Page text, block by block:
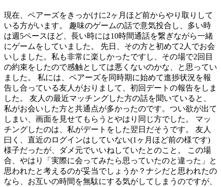
現在、ペアーズをきっかけに2ヶ月ほど前からやり取りして
いる方がいます。 趣味のゲームの話で意気投合し、多い時
は週5ペースほど、長い時には10時間通話を繋ぎながら一緒
にゲームをしていました。 先日、その方と初めて2人でお会
いしました。私も非常に楽しかったですし、その場で2回目
の約束をしたので感触としては悪くないのかな、と思ってい
ました。 私には、ペアーズを同時期に始めて進捗状況を報
告し合っている友人がおりまして、初回デートの報告をしま
した。 友人の最近マッチングした方の話を聞いていると、
私がお会いした方と共通点が多かったのです。つい欲が出て
しまい、画面を見せてもらうとやはり同じ方でした。 マッ
チングしたのは、私がデートをした翌日だそうです。 友人
曰く、直近のログインはしていない(1ヶ月ほど前の様です)
様子だったが、ダメ元でいいねしていたとのこと。 この場
合、やはり「実際に会ってみたら思っていたのと違った」と
思われたと考えるのが妥当でしょうか？ナシだと思われたの
なら、お互いの時間を無駄にする気がしてしまうのですが、